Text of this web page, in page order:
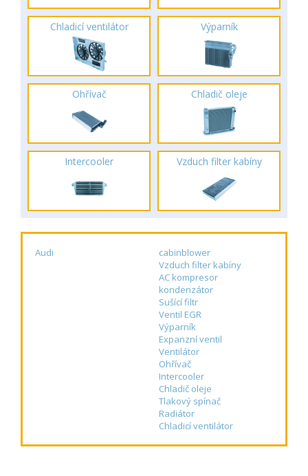
Chladicí ventilátor Výparník
Ohřívač Chladič oleje
Intercooler Vzduch filter kabíny
Audi
cabinblower
Vzduch filter kabíny
AC kompresor
kondenzátor
Sušící filtr
Ventil EGR
Výparník
Expanzní ventil
Ventilátor
Ohřívač
Intercooler
Chladič oleje
Tlakový spínač
Radiátor
Chladicí ventilátor